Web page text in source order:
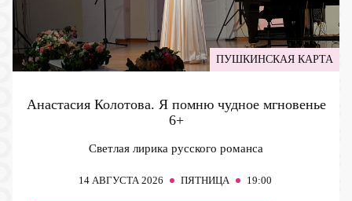
ПУШКИНСКАЯ КАРТА
Анастасия Колотова. Я помню чудное мгновенье
6+
Светлая лирика русского романса
14 АВГУСТА 2026 ПЯТНИЦА 19:00